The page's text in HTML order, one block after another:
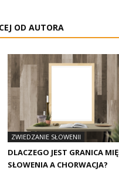
OD AUTORA
ZWIEDZANIE SŁOWENII
DLACZEGO JEST GRANICA
SŁOWENIA A CHORWACJA?